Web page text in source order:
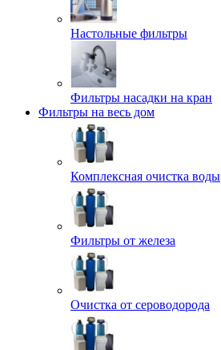
Настольные фильтры
Фильтры насадки на кран
Фильтры на весь дом
Комплексная очистка воды
Фильтры от железа
Очистка от сероводорода